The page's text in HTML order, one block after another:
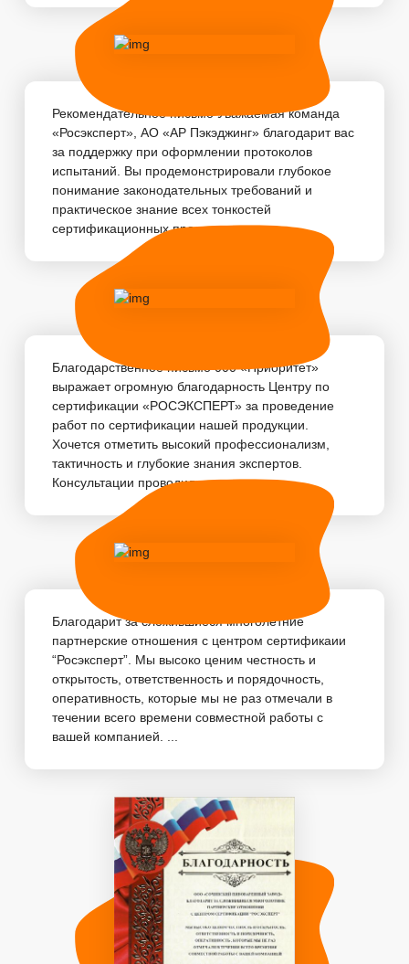
Рекомендательное письмо Уважаемая команда
«Росэксперт», АО «АР Пэкэджинг» благодарит вас
за поддержку при оформлении протоколов
испытаний. Вы продемонстрировали глубокое
понимание законодательных требований и
практическое знание всех тонкостей
сертификационных про...
Благодарственное письмо 000 «Приоритет»
выражает огромную благодарность Центру по
сертификации «РОСЭКСПЕРТ» за проведение
работ по сертификации нашей продукции.
Хочется отметить высокий профессионализм,
тактичность и глубокие знания экспертов.
Консультации проводились...
Благодарит за сложившиеся многолетние
партнерские отношения с центром сертификаии
“Росэксперт”. Мы высоко ценим честность и
открытость, ответственность и порядочность,
оперативность, которые мы не раз отмечали в
течении всего времени совместной работы с
вашей компанией. ...